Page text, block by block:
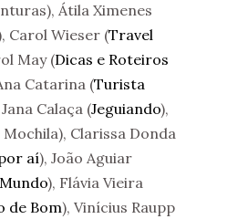
Átila Ximenes
Carol Wieser (Travel
May (Dicas e Roteiros
Catarina (Turista
Calaça (Jeguiando),
Mochila), Clarissa Donda
aí), João Aguiar
), Flávia Vieira
de Bom), Vinícius Raupp